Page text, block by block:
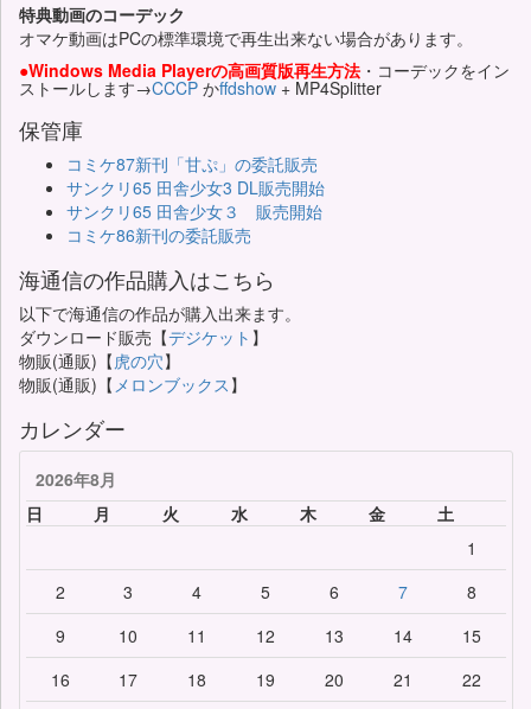
特典動画のコーデック
オマケ動画はPCの標準環境で再生出来ない場合があります。
●Windows Media Playerの高画質版再生方法 ・コーデックをイン
ストールします→CCCP かffdshow+ MP4Splitter
保管庫
コミケ87新刊「甘ぷ」の委託販売
サンクリ65 田舎少女3 DL販売開始
サンクリ65 田舎少女３ 販売開始
コミケ86新刊の委託販売
海通信の作品購入はこちら
以下で海通信の作品が購入出来ます。
ダウンロード販売【デジケット 】
物販(通販)【 虎の穴】
物販(通販)【 メロンブックス 】
カレンダー
2026年8月
日
月 火 水 木 金
土
1
2
3 4 5 6 7
8
9
10 11 12 13 14
15
16
17 18 19 20 21
22